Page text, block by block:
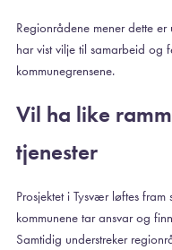
Regionrådene mener dette
har vist vilje til samarbeid og
kommunegrensene.
Vil ha like
tjenester
Prosjektet i Tysvær løftes
kommunene tar ansvar og
Samtidig understreker